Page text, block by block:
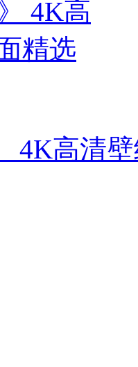
4K高清